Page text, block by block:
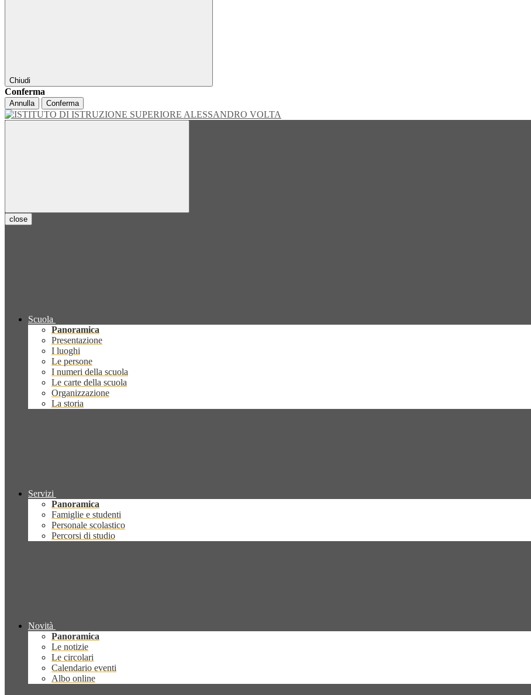
Chiudi
Conferma
Annulla Conferma
close
Scuola
Panoramica
Presentazione
I luoghi
Le persone
I numeri della scuola
Le carte della scuola
Organizzazione
La storia
Servizi
Panoramica
Famiglie e studenti
Personale scolastico
Percorsi di studio
Novità
Panoramica
Le notizie
Le circolari
Calendario eventi
Albo online